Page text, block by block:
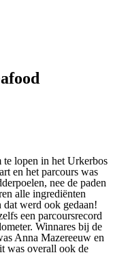
te lopen in het Urkerbos
en het parcours was
nee de paden
alle ingrediënten
dat werd ook gedaan!
een parcoursrecord
Winnares bij de
Anna Mazereeuw en
was overall ook de